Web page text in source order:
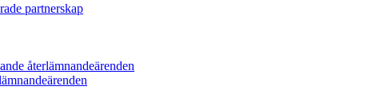
partnerskap
återlämnandeärenden